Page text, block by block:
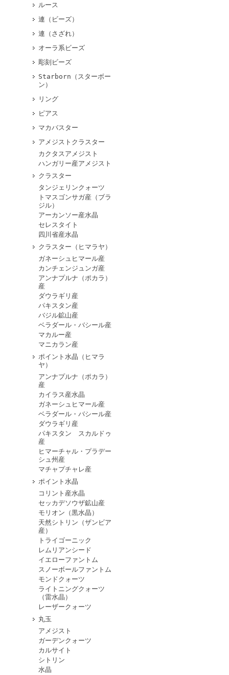
ルース
連（ビーズ）
連（さざれ）
オーラ系ビーズ
彫刻ビーズ
Starborn（スターボー
ン）
リング
ピアス
マカバスター
アメジストクラスター
カクタスアメジスト
ハンガリー産アメジスト
クラスター
タンジェリンクォーツ
トマスゴンサガ産（ブラ
ジル）
アーカンソー産水晶
セレスタイト
四川省産水晶
クラスター（ヒマラヤ）
ガネーシュヒマール産
カンチェンジュンガ産
アンナプルナ（ポカラ）
産
ダウラギリ産
パキスタン産
バジル鉱山産
ベラダール・バシール産
マカルー産
マニカラン産
ポイント水晶（ヒマラ
ヤ）
アンナプルナ（ポカラ）
産
カイラス産水晶
ガネーシュヒマール産
ベラダール・バシール産
ダウラギリ産
パキスタン スカルドゥ
産
ヒマーチャル・プラデー
シュ州産
マチャプチャレ産
ポイント水晶
コリント産水晶
セッカデソウザ鉱山産
モリオン（黒水晶）
天然シトリン（ザンビア
産）
トライゴーニック
レムリアンシード
イエローファントム
スノーボールファントム
モンドクォーツ
ライトニングクォーツ
（雷水晶）
レーザークォーツ
丸玉
アメジスト
ガーデンクォーツ
カルサイト
シトリン
水晶